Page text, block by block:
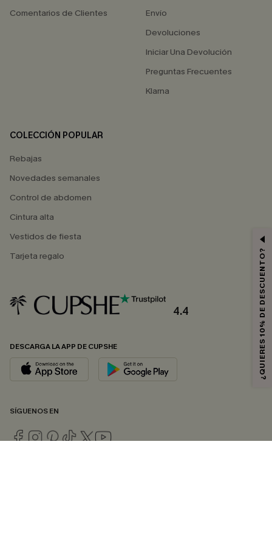
Comentarios de Clientes
Envío
Devoluciones
Iniciar Una Devolución
Preguntas Frecuentes
Klarna
COLECCIÓN POPULAR
Rebajas
Novedades semanales
Control de abdomen
Cintura alta
Vestidos de fiesta
Tarjeta regalo
4.4
DESCARGA LA APP DE CUPSHE
SÍGUENOS EN
¿QUIERES 10% DE DESCUENTO?